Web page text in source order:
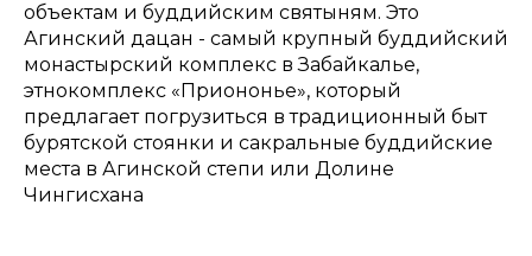
объектам и буддийским святыням. Это
Агинский дацан - самый крупный буддийский
монастырский комплекс в Забайкалье,
этнокомплекс «Приононье», который
предлагает погрузиться в традиционный быт
бурятской стоянки и сакральные буддийские
места в Агинской степи или Долине
Чингисхана